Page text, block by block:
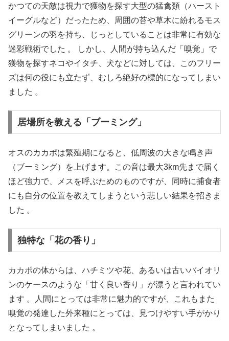
かつての天敵は視力で獲物を探す大型の猛禽類（ハースト
イーグルなど）だったため、周囲の苔や草木に紛れるモス
グリーンの羽を持ち、じっとしていることは非常に有効な
迷彩戦術でした 。 しかし、人間が持ち込んだ「嗅覚」で
獲物を探すネコやイタチ、犬などに対しては、このフリー
ズは何の役にも立たず、むしろ絶好の標的になってしまい
ました 。
居場所を教える「ブーミング」
オスのカカポは繁殖期になると、低周波の大きな鳴き声
（ブーミング）を上げます。この音は最大3km先まで届く
ほど強力で、メスを呼ぶためのものですが、同時に捕食者
にも自分の位置を教えてしまうという悲しい結果を招きま
した 。
独特な「花の香り」
カカポの体からは、ハチミツや花、あるいは古いバイオリ
ンのケースのような「甘く良い香り」が漂うと言われてい
ます 。人間にとっては非常に魅力的ですが、これもまた
嗅覚の発達した外来種にとっては、見つけやすい手がかり
となってしまいました 。